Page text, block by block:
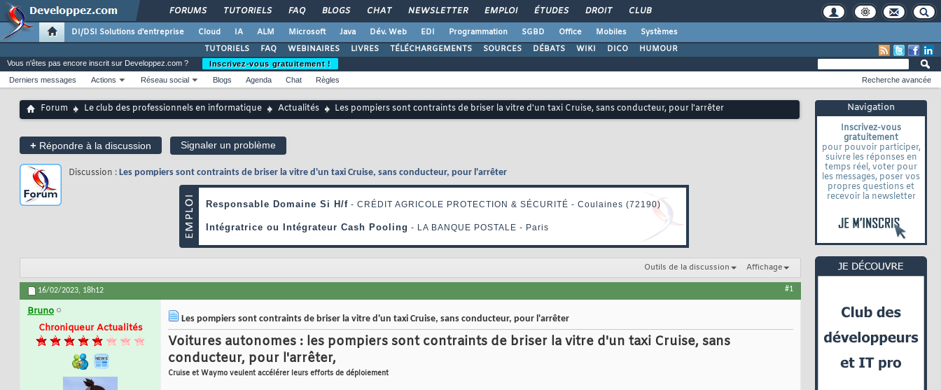
FORUMS TUTORIELS FAQ BLOGS CHAT NEWSLETTER EMPLOI ÉTUDES DROIT CLUB
DI/DSI Solutions d'entreprise Cloud IA ALM Microsoft Java Dév. Web EDI Programmation SGBD Office Mobiles
Systèmes
TUTORIELS
FAQ WEBINAIRES LIVRES TÉLÉCHARGEMENTS SOURCES DÉBATS WIKI DICO HUMOUR
Navigation
Inscrivez-vous
gratuitement
pour pouvoir participer,
suivre les réponses en
temps réel, voter pour
les messages, poser vos
propres questions et
recevoir la newsletter
Vous n'êtes pas encore inscrit sur Developpez.com ?
Inscrivez-vous gratuitement !
Derniers messages
Actions Réseau social Blogs Agenda Chat Règles Recherche avancée
Forum Le club des professionnels en informatique Actualités Les pompiers sont contraints de briser la vitre d'un taxi Cruise, sans conducteur, pour l'arrêter
+ Répondre à la discussion Signaler un problème
Discussion : Les pompiers sont contraints de briser la vitre d'un taxi Cruise, sans conducteur, pour l'arrêter
Outils de la discussion Affichage
16/02/2023, 18h12 #1
Bruno
Chroniqueur Actualités
Les pompiers sont contraints de briser la vitre d'un taxi Cruise, sans conducteur, pour l'arrêter
Voitures autonomes : les pompiers sont contraints de briser la vitre d'un taxi Cruise, sans
conducteur, pour l'arrêter,
Cruise et Waymo veulent accélérer leurs efforts de déploiement